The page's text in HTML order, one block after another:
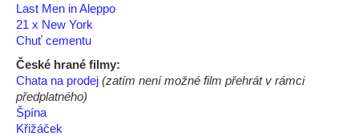
Last Men in Aleppo
21 x New York
Chuť cementu
České hrané filmy:
Chata na prodej (zatím není možné film přehrát v rámci
předplatného)
Špína
Křižáček